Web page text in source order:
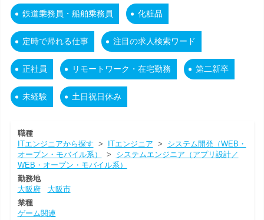
鉄道乗務員・船舶乗務員 化粧品
定時で帰れる仕事 注目の求人検索ワード
正社員 リモートワーク・在宅勤務 第二新卒
未経験 土日祝日休み
職種
ITエンジニアから探す > ITエンジニア > システム開発（WEB・
オープン・モバイル系）
> システムエンジニア（アプリ設計／
WEB・オープン・モバイル系）
勤務地
大阪府
大阪市
業種
ゲーム関連